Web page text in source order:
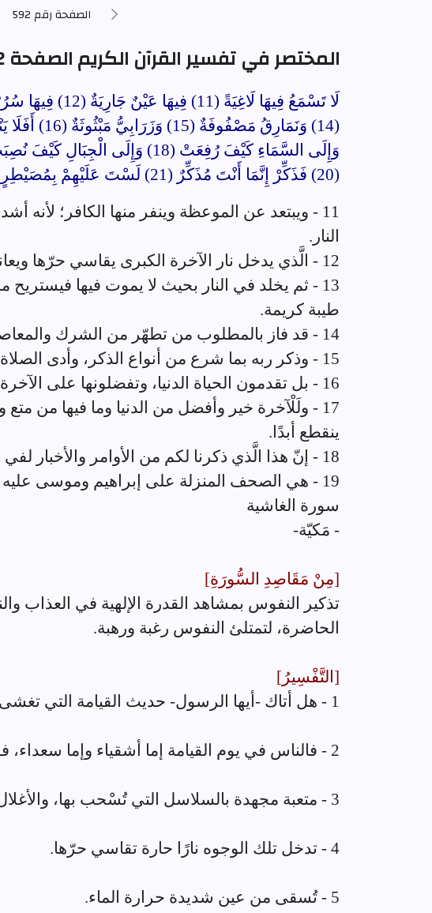
الصفحة رقم 592
المختصر في تفسير القرآن الكريم الصفحة 592 من المصحف
(20) فَذَكِّرْ إِنَّمَا أَنْتَ مُذَكِّرٌ (21) لَسْتَ عَلَيْهِمْ بِمُصَيْطِرٍ (22)
11 - ويبتعد عن الموعظة وينفر منها الكافر؛
النار.
12 - الَّذي يدخل نار الآخرة الكبرى يقاسي حرّها ويعانيه أبدًا.
13 - ثم يخلد في النار بحيث لا يموت فيها فيستريح
طيبة كريمة.
14 - قد فاز بالمطلوب من تطهّر من الشرك والمعاصي.
15 - وذكر ربه بما شرع من أنواع الذكر، وأدى الصلاة بالصفة المطلوبة لأدائها.
16 - بل تقدمون الحياة الدنيا، وتفضلونها على الآخرة على ما بينهما من تفاوت عظيم.
17 - ولَلْآخرة خير وأفضل من الدنيا وما فيها من
ينقطع أبدًا.
18 - إنّ هذا الَّذي ذكرنا لكم من الأوامر والأخبار لفي الصحف المنزلة من قبلك.
19 - هي الصحف المنزلة على إبراهيم وموسى عليه السلام.
سورة الغاشية
- مَكيّة-
[مِنْ مَقَاصِدِ السُّورَةِ]
تذكير النفوس بمشاهد القدرة الإلهية في العذاب
الحاضرة، لتمتلئ النفوس رغبة ورهبة.
[التَّفْسِيرُ]
1 - هل أتاك -أيها الرسول- حديث القيامة التي تغشى الناس بأهوالها؟!
2 - فالناس في يوم القيامة إما أشقياء وإما سعداء، فوجوه الأشقياء ذليلة خاضعة.
3 - متعبة مجهدة بالسلاسل التي تُسْحب بها، والأغلال التي تُغَل بها.
4 - تدخل تلك الوجوه نارًا حارة تقاسي حرّها.
5 - تُسقى من عين شديدة حرارة الماء.